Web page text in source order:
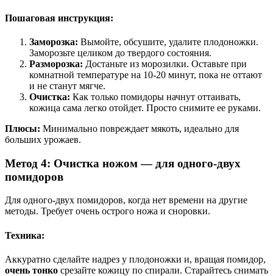
Пошаговая инструкция:
Заморозка: Вымойте, обсушите, удалите плодоножки.
Заморозьте целиком до твердого состояния.
Разморозка: Достаньте из морозилки. Оставьте при
комнатной температуре на 10-20 минут, пока не оттают
и не станут мягче.
Очистка: Как только помидоры начнут оттаивать,
кожица сама легко отойдет. Просто снимите ее руками.
Плюсы: Минимально повреждает мякоть, идеально для
больших урожаев.
Метод 4: Очистка ножом — для одного-двух
помидоров
Для одного-двух помидоров, когда нет времени на другие
методы. Требует очень острого ножа и сноровки.
Техника:
Аккуратно сделайте надрез у плодоножки и, вращая помидор,
очень тонко срезайте кожицу по спирали. Старайтесь снимать